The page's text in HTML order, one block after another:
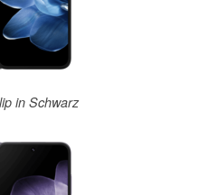
in Schwarz